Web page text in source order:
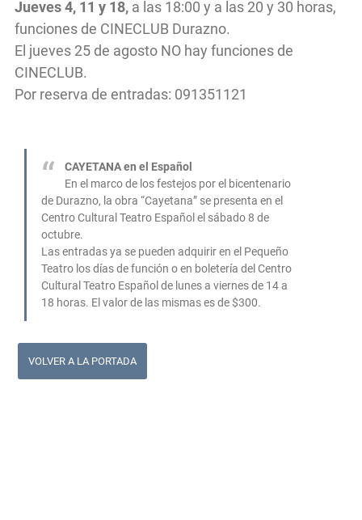
Jueves 4, 11 y 18, a las 18:00 y a las 20 y 30 horas,
funciones de CINECLUB Durazno.
El jueves 25 de agosto NO hay funciones de
CINECLUB.
Por reserva de entradas: 091351121
CAYETANA en el Español
En el marco de los festejos por el bicentenario
de Durazno, la obra “Cayetana” se presenta en el
Centro Cultural Teatro Español el sábado 8 de
octubre.
Las entradas ya se pueden adquirir en el Pequeño
Teatro los días de función o en boletería del Centro
Cultural Teatro Español de lunes a viernes de 14 a
18 horas. El valor de las mismas es de $300.
VOLVER A LA PORTADA